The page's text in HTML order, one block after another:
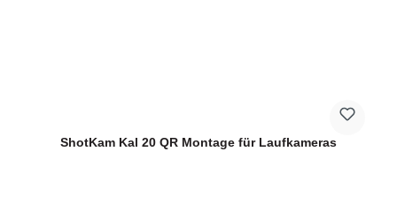
ShotKam Kal 20 QR Montage für Laufkameras